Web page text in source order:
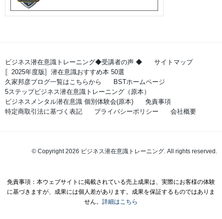
ビジネス潜在意識トレーニング◆受講者の声 ◆
サイトマップ
〚2025年度版〛潜在意識おすすめ本 50選
久家邦彦ブログ一覧はこちらから
BSTホームページ
5ステップビジネス潜在意識トレーニング（原本）
ビジネスメンタル潜在意識 個別体験会(原本)
免責事項
特定商取引法に基づく表記
プライバシーポリシー 会社概要
© Copyright 2026 ビジネス潜在意識トレーニング. All rights reserved.
免責事項：本ウェブサイトに掲載されている売上成果は、実際にお客様の体験
に基づきますが、成果には個人差があります。成果を保証するものではありま
せん。 詳細はこちら